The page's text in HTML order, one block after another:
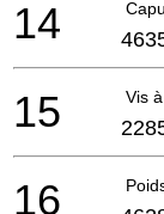
14
Vis
15
16